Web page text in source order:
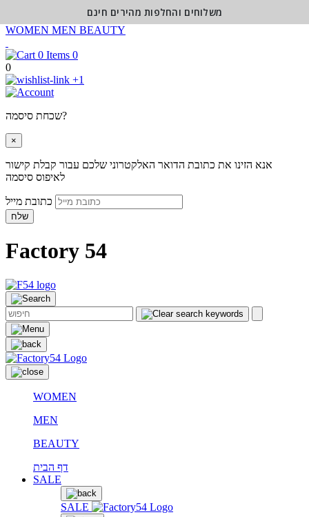
WOMEN MEN BEAUTY
0
0
+1
שכחת סיסמה?
×
אנא הזינו את כתובת הדואר האלקטרוני שלכם עבור קבלת קישור
לאיפוס סיסמה
שלח
Factory 54
WOMEN
MEN
BEAUTY
דף הבית
SALE
SALE
משלוחים והחלפות מהירים חינם